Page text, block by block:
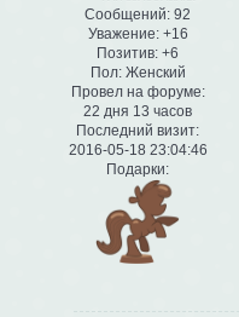
Сообщений: 92
Уважение: +16
Позитив: +6
Пол:Женский
Провел на форуме:
22 дня 13 часов
Последний визит:
2016-05-18 23:04:46
Подарки: